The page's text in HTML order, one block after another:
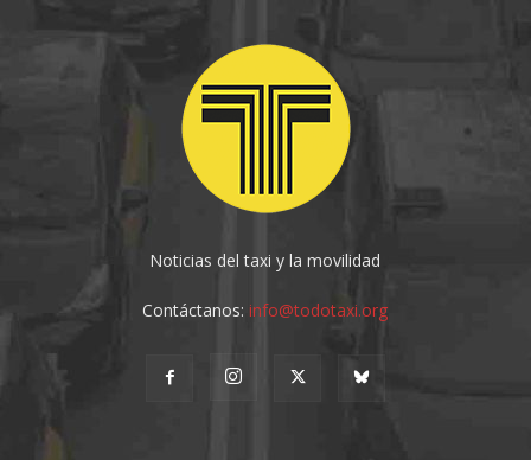
Noticias del taxi y la movilidad
Contáctanos:info@todotaxi.org